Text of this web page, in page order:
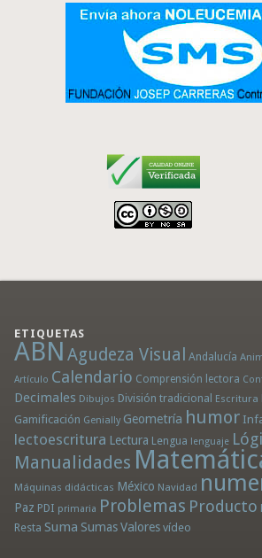
ETIQUETAS
ABN Agudeza Visual Andalucía
Artículo Calendario Comprensión lectora
Decimales Dibujos División tradicional Escritura
Gamificación Genially Geometría humor
lectoescritura Lectura Lengua lenguaje
Manualidades
Máquinas didácticas México Navidad
Paz PDI primaria Problemas Producto
Resta Suma Sumas Valores vídeo